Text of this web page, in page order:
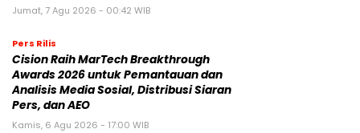
Jumat, 7 Agu 2026 - 00:42 WIB
Pers Rilis
Cision Raih MarTech Breakthrough
Awards 2026 untuk Pemantauan dan
Analisis Media Sosial, Distribusi Siaran
Pers, dan AEO
Kamis, 6 Agu 2026 - 17:00 WIB